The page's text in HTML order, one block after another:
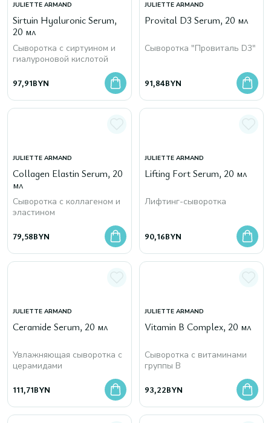
JULIETTE ARMAND
Sirtuin Hyaluronic Serum,
20 мл
Сыворотка с сиртуином и
гиалуроновой кислотой
97,91BYN
JULIETTE ARMAND
Provital D3 Serum, 20 мл
Сыворотка "Провиталь D3"
91,84BYN
JULIETTE ARMAND
Collagen Elastin Serum, 20
мл
Сыворотка с коллагеном и
эластином
79,58BYN
JULIETTE ARMAND
Lifting Fort Serum, 20 мл
Лифтинг-сыворотка
90,16BYN
JULIETTE ARMAND
Ceramide Serum, 20 мл
Увлажняющая сыворотка с
церамидами
111,71BYN
JULIETTE ARMAND
Vitamin B Complex, 20 мл
Сыворотка с витаминами
группы B
93,22BYN